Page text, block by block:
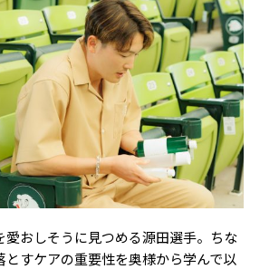
愛おしそうに見つめる源田選手。ちな
すケアの重要性を奥様から学んで以